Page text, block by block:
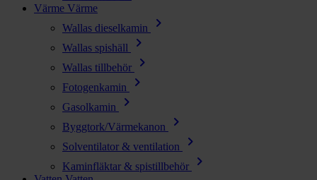
Värme Värme
Wallas dieselkamin
chevron_right
Wallas spishäll chevron_right
Wallas tillbehör chevron_right
Fotogenkamin chevron_right
Gasolkamin chevron_right
Byggtork/Värmekanon chevron_right
Solventilator & ventilation chevron_right
Kaminfläktar & spistillbehör chevron_right